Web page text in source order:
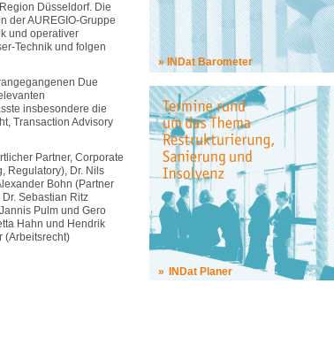
Düsseldorf. Die
der AUREGIO-Gruppe
und operativer
Technik und folgen
Due
insbesondere die
Transaction Advisory
Partner, Corporate
Regulatory), Dr. Nils
Bohn (Partner
Sebastian Ritz
Pulm und Gero
Hahn und Hendrik
(Arbeitsrecht)
INDat Barometer
INDat Planer